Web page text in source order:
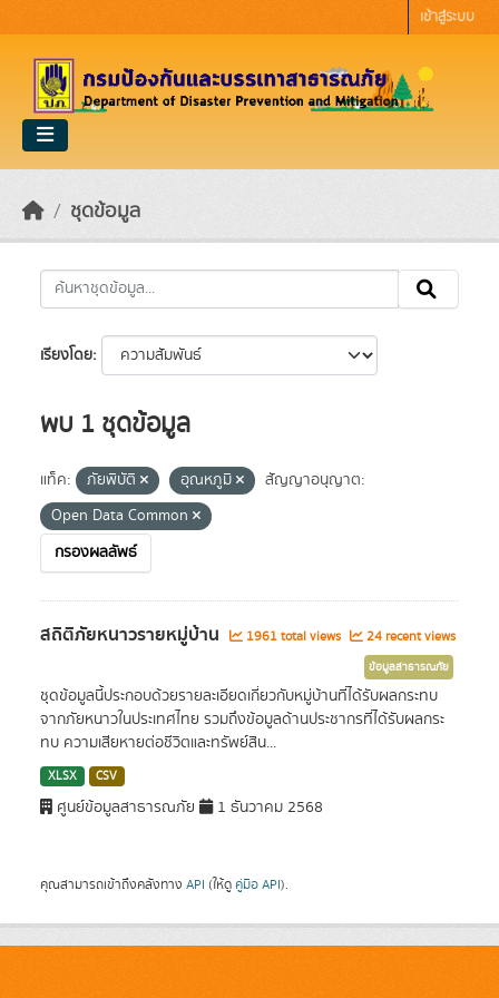
เข้าสู่ระบบ
ชุดข้อมูล
เรียงโดย
พบ 1 ชุดข้อมูล
แท็ค: ภัยพิบัติ อุณหภูมิ
สัญญาอนุญาต:
Open Data Common
กรองผลลัพธ์
สถิติภัยหนาวรายหมู่บ้าน 1961 total views 24 recent views
ข้อมูลสาธารณภัย
ชุดข้อมูลนี้ประกอบด้วยรายละเอียดเกี่ยวกับหมู่บ้านที่ได้รับผลกระทบ
จากภัยหนาวในประเทศไทย รวมถึงข้อมูลด้านประชากรที่ได้รับผลกระ
ทบ ความเสียหายต่อชีวิตและทรัพย์สิน...
XLSX CSV
ศูนย์ข้อมูลสาธารณภัย 1 ธันวาคม 2568
คุณสามารถเข้าถึงคลังทาง API (ให้ดู คู่มือ API).